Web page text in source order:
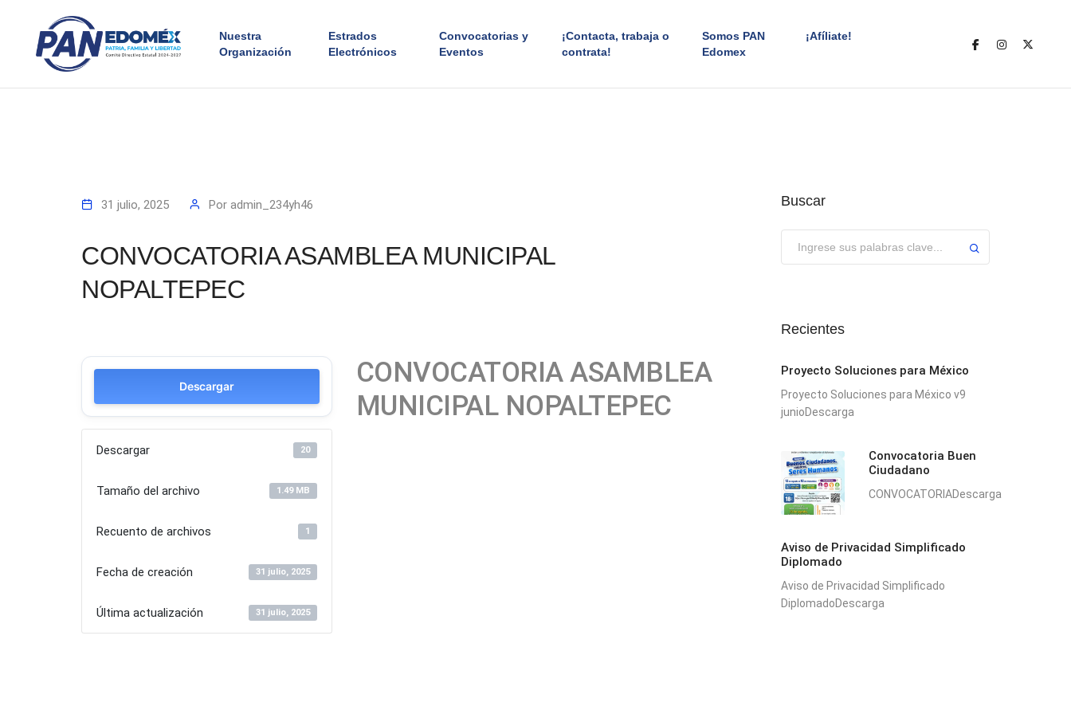
Nuestra
Organización
Estrados
Electrónicos
Convocatorias y
Eventos
¡Contacta, trabaja o
contrata!
Somos PAN
Edomex
¡Afíliate!
31 julio, 2025 Por admin_234yh46
CONVOCATORIA ASAMBLEA MUNICIPAL
NOPALTEPEC
Descargar
Descargar 20
Tamaño del archivo 1.49 MB
Recuento de archivos 1
Fecha de creación 31 julio, 2025
Última actualización 31 julio, 2025
CONVOCATORIA ASAMBLEA
MUNICIPAL NOPALTEPEC
Buscar
Recientes
Proyecto Soluciones para México
Proyecto Soluciones para México v9
junioDescarga
Convocatoria Buen
Ciudadano
CONVOCATORIADescarga
Aviso de Privacidad Simplificado
Diplomado
Aviso de Privacidad Simplificado
DiplomadoDescarga